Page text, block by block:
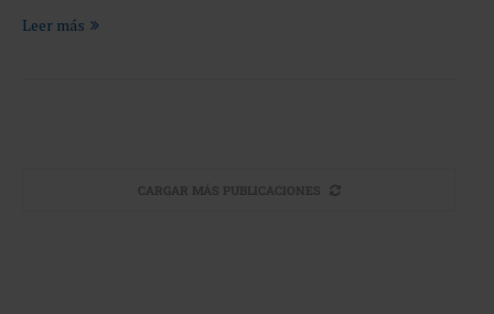
Leer más
CARGAR MÁS PUBLICACIONES